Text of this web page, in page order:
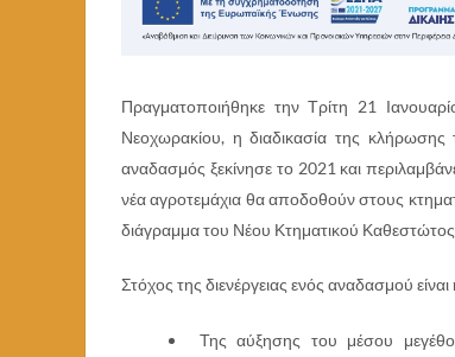
Πραγματοποιήθηκε την Τρίτη 21
Νεοχωρακίου, η διαδικασία της
αναδασμός ξεκίνησε το 2021 και
νέα αγροτεμάχια θα αποδοθούν στους
διάγραμμα του Νέου Κτηματικού
Στόχος της διενέργειας ενός αναδασμού
Της αύξησης του μέσου